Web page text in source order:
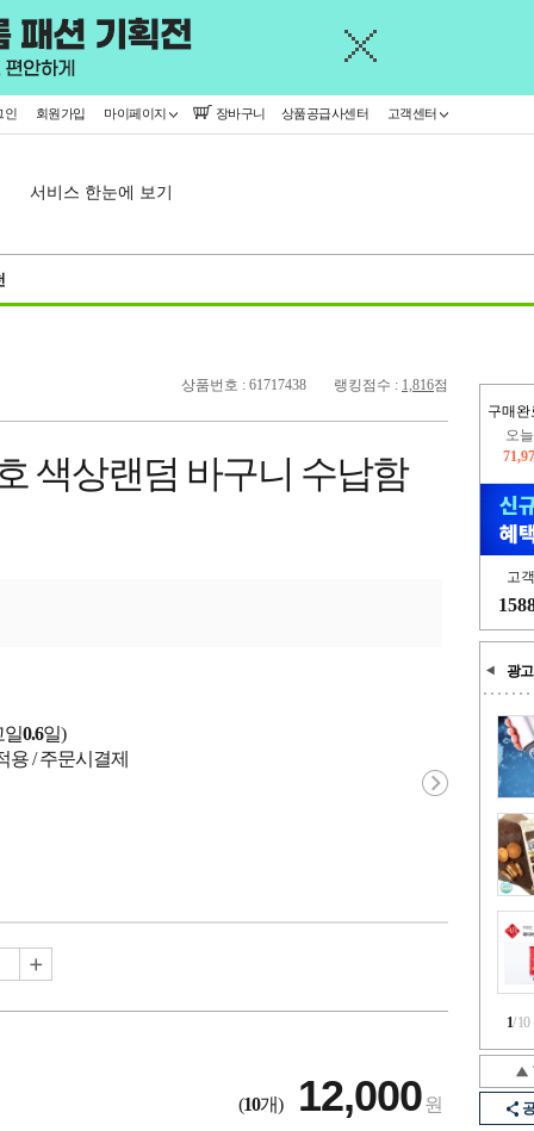
인 회원가입 마이페이지 장바구니 상품공급사센터 고객센터
서비스 한눈에 보기
구매완
오
고
광고
1/10
상품번호 : 61717438 랭킹점수 : 1,816점
색상랜덤 바구니 수납함
일0.6일)
용 / 주문시결제
(10개) 12,000원